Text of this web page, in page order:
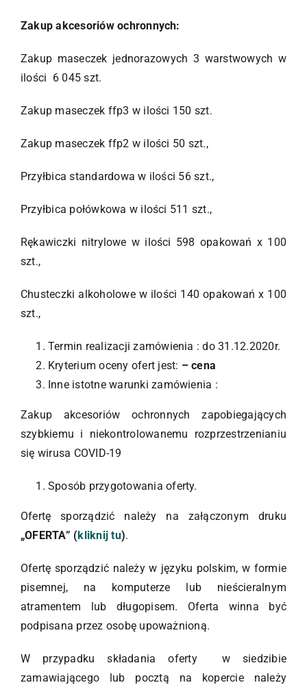
Zakup akcesoriów ochronnych:
Zakup maseczek jednorazowych 3 warstwowych w
ilości 6 045 szt.
Zakup maseczek ffp3 w ilości 150 szt.
Zakup maseczek ffp2 w ilości 50 szt.,
Przyłbica standardowa w ilości 56 szt.,
Przyłbica połówkowa w ilości 511 szt.,
Rękawiczki nitrylowe w ilości 598 opakowań x 100
szt.,
Chusteczki alkoholowe w ilości 140 opakowań x 100
szt.,
Termin realizacji zamówienia : do 31.12.2020r.
Kryterium oceny ofert jest: – cena
Inne istotne warunki zamówienia :
Zakup akcesoriów ochronnych zapobiegających
szybkiemu i niekontrolowanemu rozprzestrzenianiu
się wirusa COVID-19
Sposób przygotowania oferty.
Ofertę sporządzić należy na załączonym druku
„OFERTA” (kliknij tu).
Ofertę sporządzić należy w języku polskim, w formie
pisemnej, na komputerze lub nieścieralnym
atramentem lub długopisem. Oferta winna być
podpisana przez osobę upoważnioną.
W przypadku składania oferty w siedzibie
zamawiającego lub pocztą na kopercie należy